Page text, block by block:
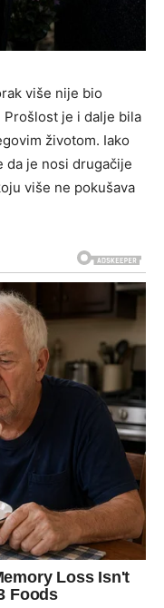
više nije bio
Prošlost je i dalje bila
životom. Iako
da je nosi drugačije
više ne pokušava